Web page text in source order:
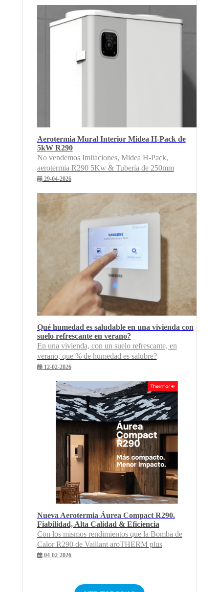
Aerotermia Mural Interior Midea H-Pack de
5kW R290
No vendemos Imitaciones, Midea H-Pack,
aerotermia R290 5Kw & Tubería de 250mm
29-04-2026
Qué humedad es saludable en una vivienda con
suelo refrescante en verano?
En una vivienda, con un suelo refrescante, en
verano, que % de humedad es salubre?
12-02-2026
Nueva Aerotermia Áurea Compact R290.
Fiabilidad, Alta Calidad & Eficiencia
Con los mismos rendimientos que la Bomba de
Calor R290 de Vaillant aroTHERM plus
04-02-2026